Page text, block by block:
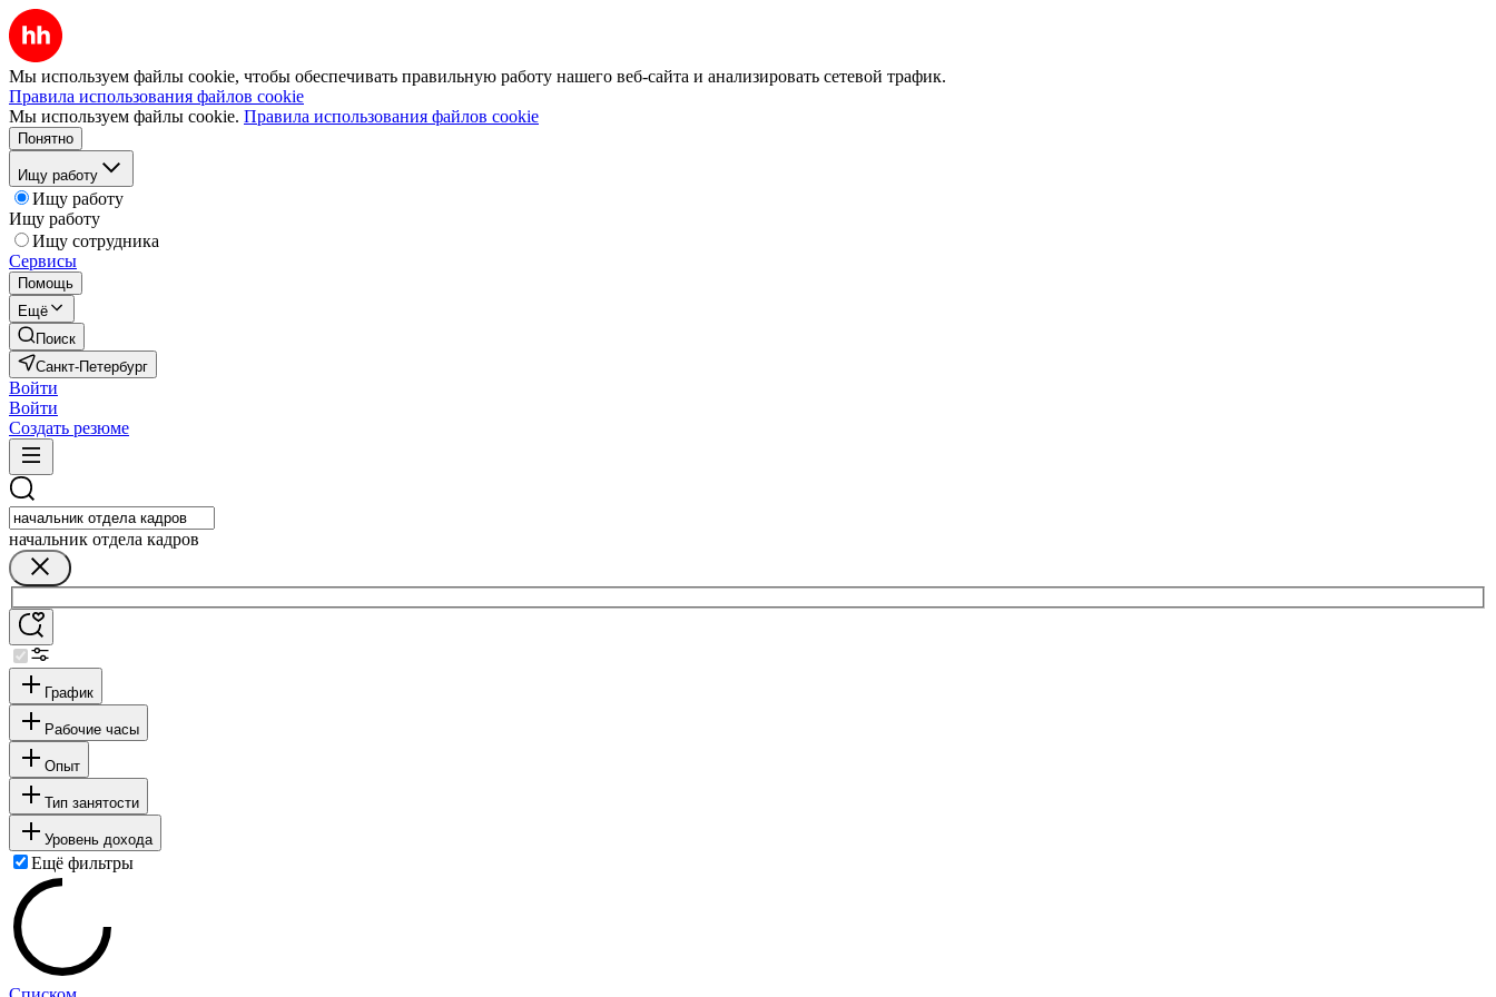
Мы используем файлы cookie, чтобы обеспечивать правильную работу нашего веб-сайта и анализировать сетевой трафик.
Правила использования файлов cookie
Мы используем файлы cookie. Правила использования файлов cookie
Понятно
Ищу работу
Ищу работу
Ищу работу
Ищу сотрудника
Сервисы
Помощь
Ещё
Поиск
Санкт-Петербург
Войти
Войти
Создать резюме
начальник отдела кадров
График
Рабочие часы
Опыт
Тип занятости
Уровень дохода
Ещё фильтры